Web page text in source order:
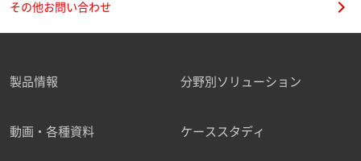
ご勤務先
その他お問い合わせ
製品情報 分野別ソリューション
動画・各種資料 ケーススタディ